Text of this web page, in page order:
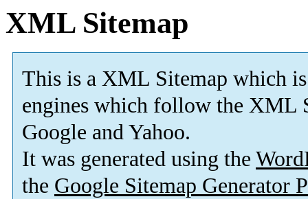
XML Sitemap
This is a XML Sitemap which is
engines which follow the XML
Google and Yahoo.
It was generated using the
the Google Sitemap Generator